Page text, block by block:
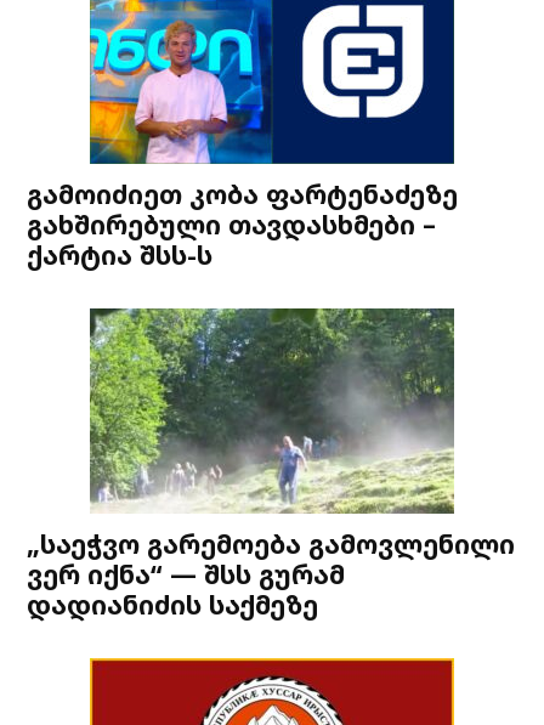
გამოიძიეთ კობა ფარტენაძეზე
გახშირებული თავდასხმები –
ქარტია შსს-ს
„საეჭვო გარემოება გამოვლენილი
ვერ იქნა“ — შსს გურამ
დადიანიძის საქმეზე